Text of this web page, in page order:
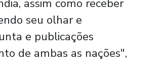
seu olhar e
e publicações
de ambas as nações",